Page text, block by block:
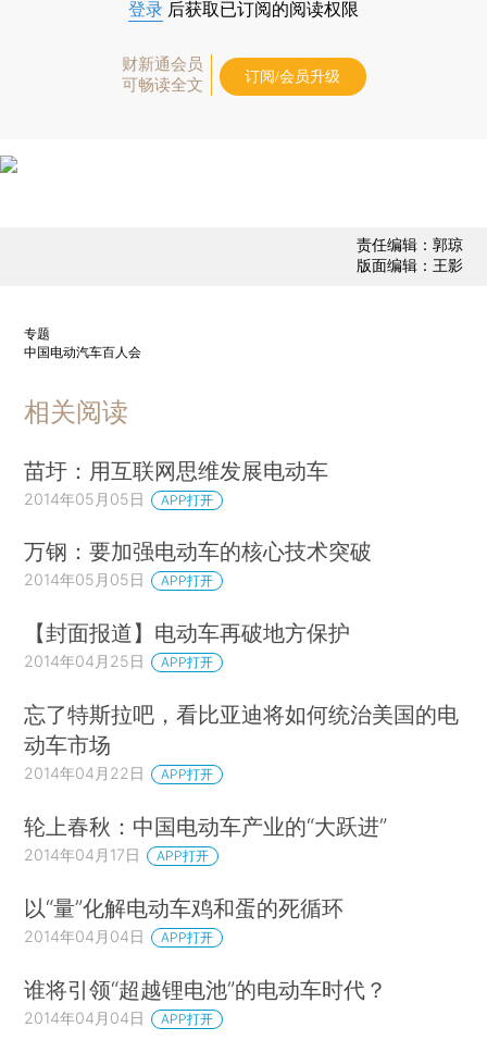
登录 后获取已订阅的阅读权限
财新通会员
可畅读全文
订阅/会员升级
责任编辑：郭琼
版面编辑：王影
专题
中国电动汽车百人会
相关阅读
苗圩：用互联网思维发展电动车
2014年05月05日 APP打开
万钢：要加强电动车的核心技术突破
2014年05月05日 APP打开
【封面报道】电动车再破地方保护
2014年04月25日 APP打开
忘了特斯拉吧，看比亚迪将如何统治美国的电
动车市场
2014年04月22日 APP打开
轮上春秋：中国电动车产业的“大跃进”
2014年04月17日 APP打开
以“量”化解电动车鸡和蛋的死循环
2014年04月04日 APP打开
谁将引领“超越锂电池”的电动车时代？
2014年04月04日 APP打开